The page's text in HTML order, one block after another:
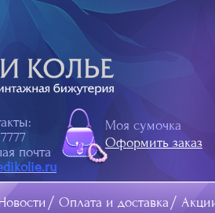
Оплата и доставка
Моя сумочка
Оформить заказ
почта